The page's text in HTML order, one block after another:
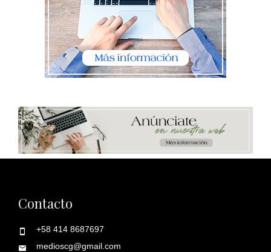
Contacto
+58 414 8687697
medioscg@gmail.com